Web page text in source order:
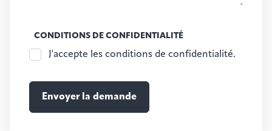
CONDITIONS DE CONFIDENTIALITÉ
J'accepte les conditions de confidentialité.